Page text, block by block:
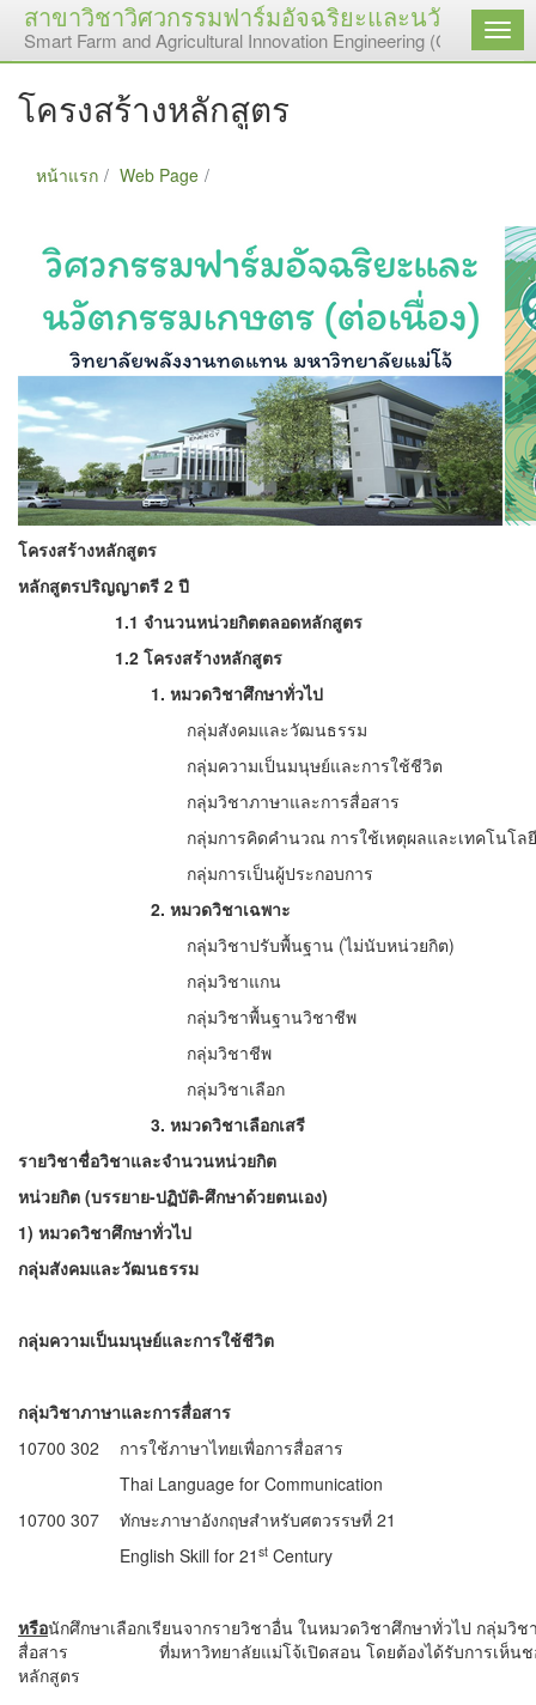
สาขาวิชาวิศวกรรมฟาร์มอัจฉริยะและนวัตกรรมเ
Smart Farm and Agricultural Innovation Engineering (Continuing
เมนู
โครงสร้างหลักสูตร
หน้าแรก Web Page
โครงสร้างหลักสูตร
หลักสูตรปริญญาตรี 2 ปี
1.1 จำนวนหน่วยกิตตลอดหลักสูตร
1.2 โครงสร้างหลักสูตร
1. หมวดวิชาศึกษาทั่วไป
กลุ่มสังคมและวัฒนธรรม
กลุ่มความเป็นมนุษย์และการใช้ชีวิต
กลุ่มวิชาภาษาและการสื่อสาร
กลุ่มการคิดคำนวณ การใช้เหตุผลและเทคโนโลยี
กลุ่มการเป็นผู้ประกอบการ
2. หมวดวิชาเฉพาะ
กลุ่มวิชาปรับพื้นฐาน (ไม่นับหน่วยกิต)
กลุ่มวิชาแกน
กลุ่มวิชาพื้นฐานวิชาชีพ
กลุ่มวิชาชีพ
กลุ่มวิชาเลือก
3. หมวดวิชาเลือกเสรี
รายวิชาชื่อวิชาและจำนวนหน่วยกิต
หน่วยกิต (บรรยาย-ปฏิบัติ-ศึกษาด้วยตนเอง)
1) หมวดวิชาศึกษาทั่วไป
กลุ่มสังคมและวัฒนธรรม
กลุ่มความเป็นมนุษย์และการใช้ชีวิต
กลุ่มวิชาภาษาและการสื่อสาร
10700 302
การใช้ภาษาไทยเพื่อการสื่อสาร
Thai Language for Communication
10700 307
ทักษะภาษาอังกฤษสําหรับศตวรรษที่ 21
English Skill for 21 st Century
หรือนักศึกษาเลือกเรียนจากรายวิชาอื่น ในหมวดวิชาศึกษาทั่วไป กลุ่มวิช
สื่อสาร ที่มหาวิทยาลัยแม่โจ้เปิดสอน โดยต้องได้รับการเห็นชอ
หลักสูตร